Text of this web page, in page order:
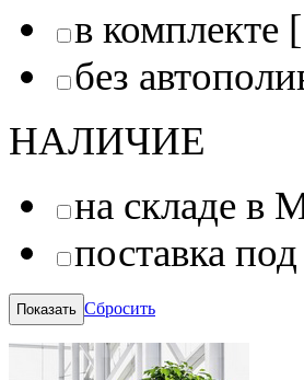
в комплекте
без
НАЛИЧИЕ
на складе в
поставка под
Сбросить